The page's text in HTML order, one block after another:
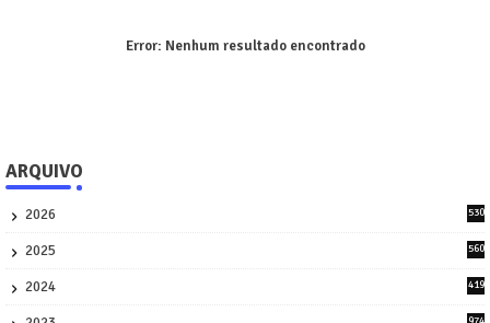
Error: Nenhum resultado encontrado
ARQUIVO
2026
530
2025
560
2024
419